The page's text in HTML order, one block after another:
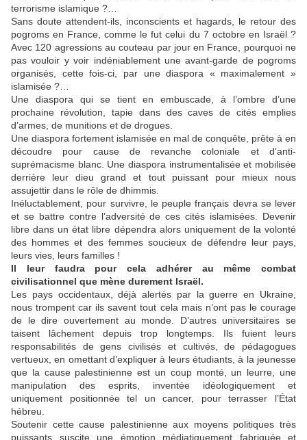
terrorisme islamique ?…
Sans doute attendent-ils, inconscients et hagards, le retour des
pogroms en France, comme le fut celui du 7 octobre en Israël ?
Avec 120 agressions au couteau par jour en France, pourquoi ne
pas vouloir y voir indéniablement une avant-garde de pogroms
organisés, cette fois-ci, par une diaspora « maximalement »
islamisée ?…
Une diaspora qui se tient en embuscade, à l’ombre d’une
prochaine révolution, tapie dans des caves de cités emplies
d’armes, de munitions et de drogues.
Une diaspora fortement islamisée en mal de conquête, prête à en
découdre pour cause de revanche coloniale et d’anti-
suprémacisme blanc. Une diaspora instrumentalisée et mobilisée
derrière leur dieu grand et tout puissant pour mieux nous
assujettir dans le rôle de dhimmis.
Inéluctablement, pour survivre, le peuple français devra se lever
et se battre contre l’adversité de ces cités islamisées. Devenir
libre dans un état libre dépendra alors uniquement de la volonté
des hommes et des femmes soucieux de défendre leur pays,
leurs vies, leurs familles !
Il leur faudra pour cela adhérer au même combat
civilisationnel que mène durement Israël.
Les pays occidentaux, déjà alertés par la guerre en Ukraine,
nous trompent car ils savent tout cela mais n’ont pas le courage
de le dire ouvertement au monde. D’autres universitaires se
taisent lâchement depuis trop longtemps. Ils fuient leurs
responsabilités de gens civilisés et cultivés, de pédagogues
vertueux, en omettant d’expliquer à leurs étudiants, à la jeunesse
que la cause palestinienne est un coup monté, un leurre, une
manipulation des esprits, inventée idéologiquement et
uniquement positionnée tel un cancer, pour terrasser l’État
hébreu.
Soutenir cette cause palestinienne aux moyens politiques très
puissants suscite une émotion médiatiquement fabriquée et